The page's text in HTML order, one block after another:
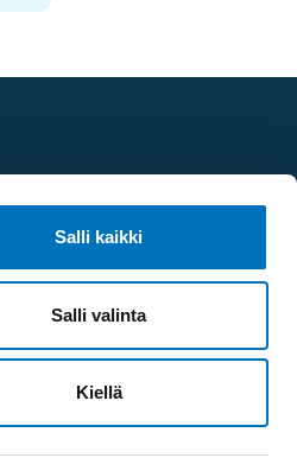
Salli kaikki
Salli valinta
Kiellä